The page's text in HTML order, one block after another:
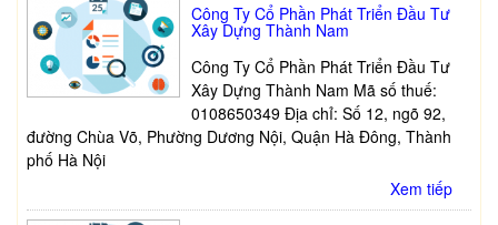
Công Ty Cổ Phần Phát Triển Đầu Tư
Xây Dựng Thành Nam
Công Ty Cổ Phần Phát Triển Đầu Tư
Xây Dựng Thành Nam Mã số thuế:
0108650349 Địa chỉ: Số 12, ngõ 92,
đường Chùa Võ, Phường Dương Nội, Quận Hà Đông, Thành
phố Hà Nội
Xem tiếp